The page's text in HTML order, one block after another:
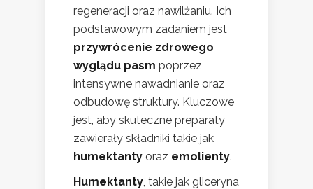
regeneracji oraz nawilżaniu. Ich
podstawowym zadaniem jest
przywrócenie zdrowego
wyglądu pasm poprzez
intensywne nawadnianie oraz
odbudowę struktury. Kluczowe
jest, aby skuteczne preparaty
zawierały składniki takie jak
humektanty oraz emolienty.
Humektanty , takie jak gliceryna